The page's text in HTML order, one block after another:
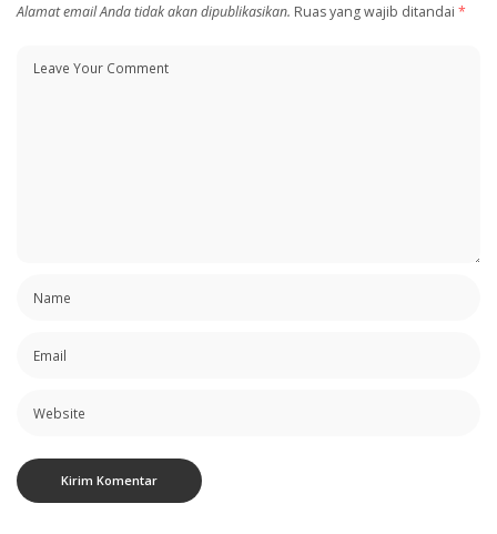
Alamat email Anda tidak akan dipublikasikan. Ruas yang wajib ditandai *